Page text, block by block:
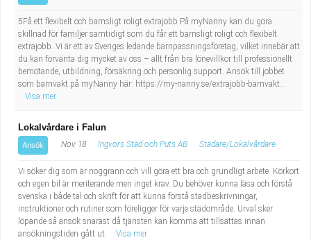
5Få ett flexibelt och barnsligt roligt extrajobb På myNanny kan du göra
skillnad för familjer samtidigt som du får ett barnsligt roligt och flexibelt
extrajobb. Vi är ett av Sveriges ledande barnpassningsföretag, vilket innebär att
du kan förvänta dig mycket av oss – allt från bra lönevillkor till professionellt
bemötande, utbildning, försäkring och personlig support. Ansök till jobbet
som barnvakt på myNanny här: https://my-nanny.se/extrajobb-barnvakt...
Visa mer
Lokalvårdare i Falun
Ansök Nov 18 Ingvors Städ och Puts AB Städare/Lokalvårdare
Vi söker dig som är noggrann och vill göra ett bra och grundligt arbete. Körkort
och egen bil är meriterande men inget krav. Du behöver kunna läsa och förstå
svenska i både tal och skrift för att kunna förstå städbeskrivningar,
instruktioner och rutiner som föreligger för varje städområde. Urval sker
löpande så ansök snarast då tjänsten kan komma att tillsättas innan
ansökningstiden gått ut.
Visa mer